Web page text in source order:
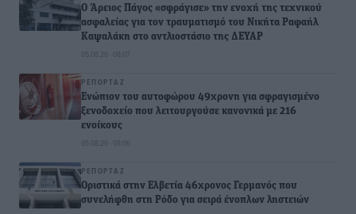
Ο Άρειος Πάγος «σφράγισε» την ενοχή της τεχνικού
ασφαλείας για τον τραυματισμό του Νικήτα Ραφαήλ
Καψαλάκη στο αντλιοστάσιο της ΔΕΥΑΡ
05.08.26 · 08:07
ΡΕΠΟΡΤΆΖ
Ενώπιον του αυτοφώρου 49χρονη για σφραγισμένο
ξενοδοχείο που λειτουργούσε κανονικά με 216
ενοίκους
05.08.26 · 08:06
ΡΕΠΟΡΤΆΖ
Οριστικά στην Ελβετία 46χρονος Γερμανός που
συνελήφθη στη Ρόδο για σειρά ένοπλων ληστειών